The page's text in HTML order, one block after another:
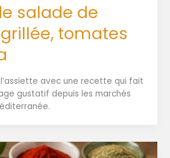
salade de
tomates
l’assiette avec une recette qui fait
gustatif depuis les marchés